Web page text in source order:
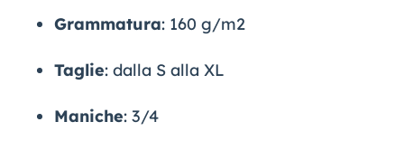
Grammatura: 160 g/m2
Taglie: dalla S alla XL
Maniche: 3/4